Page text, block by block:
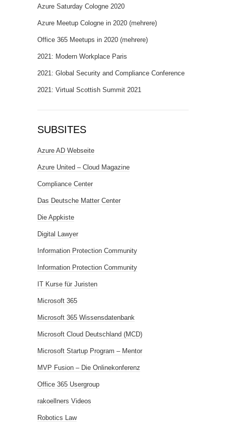
Azure Saturday Cologne 2020
Azure Meetup Cologne in 2020 (mehrere)
Office 365 Meetups in 2020 (mehrere)
2021: Modern Workplace Paris
2021: Global Security and Compliance Conference
2021: Virtual Scottish Summit 2021
SUBSITES
Azure AD Webseite
Azure United – Cloud Magazine
Compliance Center
Das Deutsche Matter Center
Die Appkiste
Digital Lawyer
Information Protection Community
Information Protection Community
IT Kurse für Juristen
Microsoft 365
Microsoft 365 Wissensdatenbank
Microsoft Cloud Deutschland (MCD)
Microsoft Startup Program – Mentor
MVP Fusion – Die Onlinekonferenz
Office 365 Usergroup
rakoellners Videos
Robotics Law